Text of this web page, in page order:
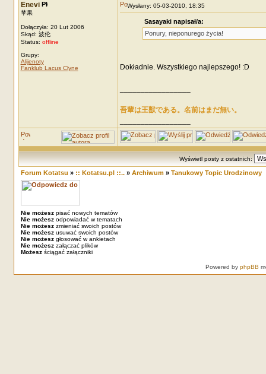
Enevi
苹果
Dołączyła: 20 Lut 2006
Skąd: 波伦
Status: offline
Grupy:
Alijenoty
Fanklub Lacus Clyne
Wysłany: 05-03-2010, 18:35
Sasayaki napisał/a:
Ponury, nieponurego życia!
Dokładnie. Wszystkiego najlepszego! :D
吾輩は王獣である。名前はまだ無い。
Wyświetl posty z ostatnich:
Forum Kotatsu » :: Kotatsu.pl ::..» Archiwum» Tanukowy Topic Urodzinowy
Nie możeszpisać nowych tematów
Nie możeszodpowiadać w tematach
Nie możeszzmieniać swoich postów
Nie możeszusuwać swoich postów
Nie możeszgłosować w ankietach
Nie możeszzałączać plików
Możeszściągać załączniki
Powered by phpBB